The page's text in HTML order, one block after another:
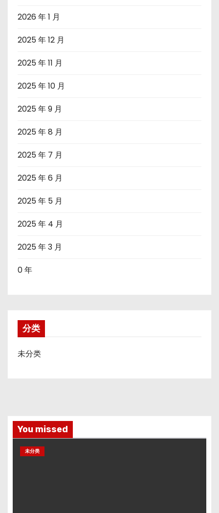
2026 年 1 月
2025 年 12 月
2025 年 11 月
2025 年 10 月
2025 年 9 月
2025 年 8 月
2025 年 7 月
2025 年 6 月
2025 年 5 月
2025 年 4 月
2025 年 3 月
0 年
分类
未分类
You missed
未分类